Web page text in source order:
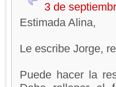
3 de
Estimada Alina,
Le escribe Jorge,
Puede hacer la